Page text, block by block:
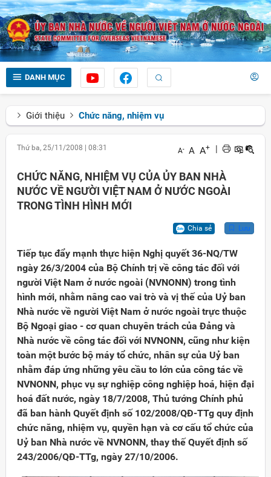
DANH MỤC
Giới thiệu Chức năng, nhiệm vụ
Thứ ba, 25/11/2008 08:31 A- A A+ |
CHỨC NĂNG, NHIỆM VỤ CỦA ỦY BAN NHÀ
NƯỚC VỀ NGƯỜI VIỆT NAM Ở NƯỚC NGOÀI
TRONG TÌNH HÌNH MỚI
Chia sẻ Lưu
Tiếp tục đẩy mạnh thực hiện Nghị quyết 36-NQ/TW
ngày 26/3/2004 của Bộ Chính trị về công tác đối với
người Việt Nam ở nước ngoài (NVNONN) trong tình
hình mới, nhằm nâng cao vai trò và vị thế của Uỷ ban
Nhà nước về người Việt Nam ở nước ngoài trực thuộc
Bộ Ngoại giao - cơ quan chuyên trách của Đảng và
Nhà nước về công tác đối với NVNONN, cũng như kiện
toàn một bước bộ máy tổ chức, nhân sự của Uỷ ban
nhằm đáp ứng những yêu cầu to lớn của công tác về
NVNONN, phục vụ sự nghiệp công nghiệp hoá, hiện đại
hoá đất nước, ngày 18/7/2008, Thủ tướng Chính phủ
đã ban hành Quyết định số 102/2008/QĐ-TTg quy định
chức năng, nhiệm vụ, quyền hạn và cơ cấu tổ chức của
Uỷ ban Nhà nước về NVNONN, thay thế Quyết định số
243/2006/QĐ-TTg, ngày 27/10/2006.